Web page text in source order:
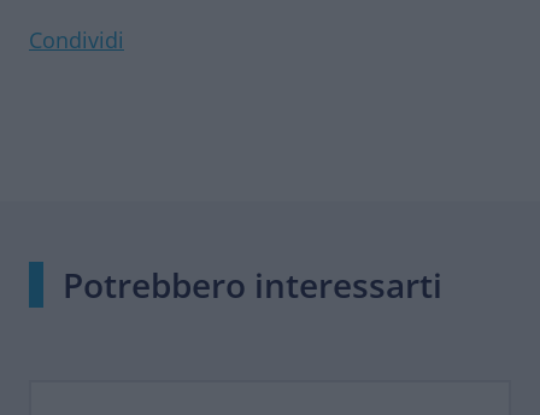
Condividi
Potrebbero interessarti